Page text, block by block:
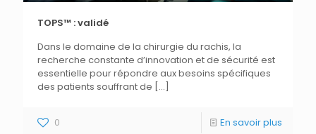
TOPS™ : validé
Dans le domaine de la chirurgie du rachis, la
recherche constante d’innovation et de sécurité est
essentielle pour répondre aux besoins spécifiques
des patients souffrant de […]
0 En savoir plus